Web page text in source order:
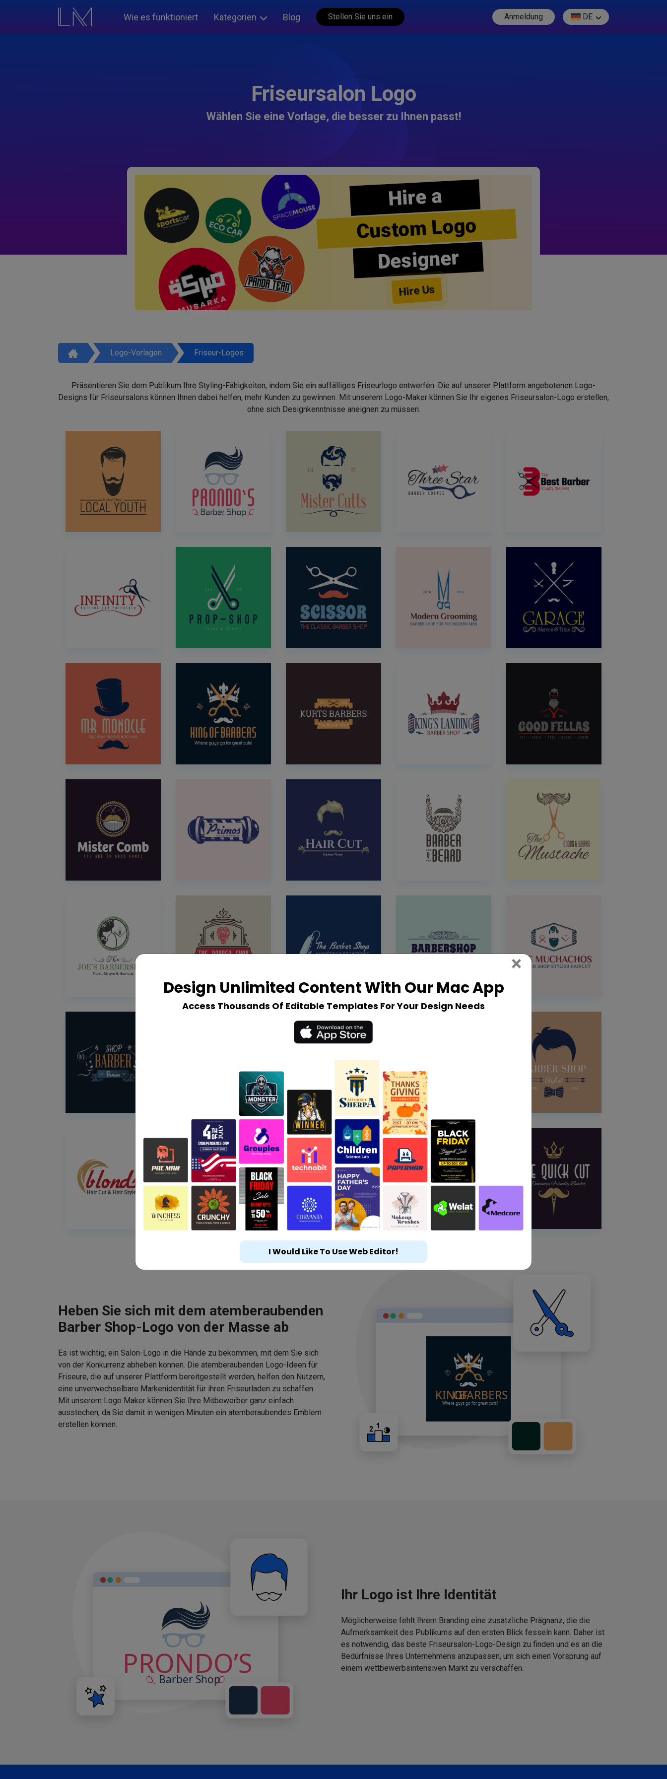
Wie es funktioniert Kategorien Blog Stellen Sie uns ein Anmeldung DE
Friseursalon Logo
Wählen Sie eine Vorlage, die besser zu Ihnen passt!
Hire a
Custom Logo
Designer
Hire Us
Logo-Vorlagen Friseur-Logos
Präsentieren Sie dem Publikum Ihre Styling-Fähigkeiten, indem Sie ein auffälliges Friseurlogo entwerfen. Die auf unserer Plattform angebotenen Logo-
Designs für Friseursalons können Ihnen dabei helfen, mehr Kunden zu gewinnen. Mit unserem Logo-Maker können Sie Ihr eigenes Friseursalon-Logo erstellen,
ohne sich Designkenntnisse aneignen zu müssen.
Heben Sie sich mit dem atemberaubenden
Barber Shop-Logo von der Masse ab
Es ist wichtig, ein Salon-Logo in die Hände zu bekommen, mit dem Sie sich
von der Konkurrenz abheben können. Die atemberaubenden Logo-Ideen für
Friseure, die auf unserer Plattform bereitgestellt werden, helfen den Nutzern,
eine unverwechselbare Markenidentität für ihren Friseurladen zu schaffen.
Mit unserem Logo Maker können Sie Ihre Mitbewerber ganz einfach
ausstechen, da Sie damit in wenigen Minuten ein atemberaubendes Emblem
erstellen können.
Ihr Logo ist Ihre Identität
Möglicherweise fehlt Ihrem Branding eine zusätzliche Prägnanz, die die
Aufmerksamkeit des Publikums auf den ersten Blick fesseln kann. Daher ist
es notwendig, das beste Friseursalon-Logo-Design zu finden und es an die
Bedürfnisse Ihres Unternehmens anzupassen, um sich einen Vorsprung auf
einem wettbewerbsintensiven Markt zu verschaffen.
Design Unlimited Content With Our Mac App
Access Thousands Of Editable Templates For Your Design Needs
× Close
I Would Like To Use Web Editor!